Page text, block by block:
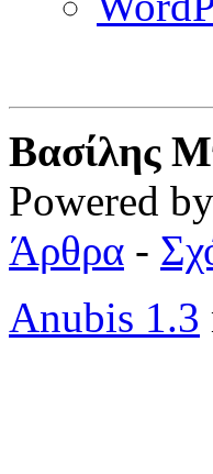
Βασίλης
Powered by
Άρθρα -
Anubis 1.3